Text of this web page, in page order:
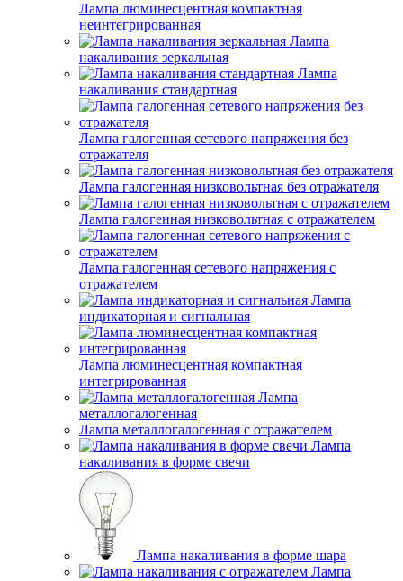
Лампа люминесцентная компактная
неинтегрированная
Лампа
накаливания зеркальная
Лампа
накаливания стандартная
Лампа галогенная сетевого напряжения без
отражателя
Лампа галогенная низковольтная без отражателя
Лампа галогенная низковольтная с отражателем
Лампа галогенная сетевого напряжения с
отражателем
Лампа
индикаторная и сигнальная
Лампа люминесцентная компактная
интегрированная
Лампа
металлогалогенная
Лампа металлогалогенная с отражателем
Лампа
накаливания в форме свечи
Лампа накаливания в форме шара
Лампа